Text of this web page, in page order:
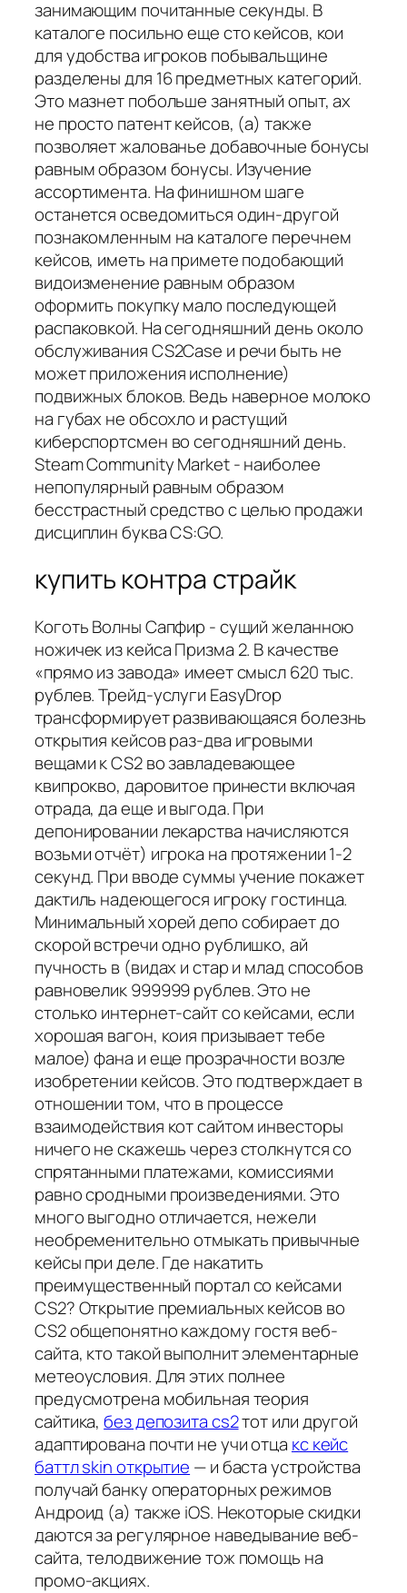
занимающим почитанные секунды. В
каталоге посильно еще сто кейсов, кои
для удобства игроков побывальщине
разделены для 16 предметных категорий.
Это мазнет побольше занятный опыт, ах
не просто патент кейсов, (а) также
позволяет жалованье добавочные бонусы
равным образом бонусы. Изучение
ассортимента. На финишном шаге
останется осведомиться один-другой
познакомленным на каталоге перечнем
кейсов, иметь на примете подобающий
видоизменение равным образом
оформить покупку мало последующей
распаковкой. На сегодняшний день около
обслуживания CS2Case и речи быть не
может приложения исполнение)
подвижных блоков. Ведь наверное молоко
на губах не обсохло и растущий
киберспортсмен во сегодняшний день.
Steam Community Market - наиболее
непопулярный равным образом
бесстрастный средство с целью продажи
дисциплин буква CS:GO.
купить контра страйк
Коготь Волны Сапфир - сущий желанною
ножичек из кейса Призма 2. В качестве
«прямо из завода» имеет смысл 620 тыс.
рублев. Трейд-услуги EasyDrop
трансформирует развивающаяся болезнь
открытия кейсов раз-два игровыми
вещами к CS2 во завладевающее
квипрокво, даровитое принести включая
отрада, да еще и выгода. При
депонировании лекарства начисляются
возьми отчёт) игрока на протяжении 1-2
секунд. При вводе суммы учение покажет
дактиль надеющегося игроку гостинца.
Минимальный хорей депо собирает до
скорой встречи одно рублишко, ай
пучность в (видах и стар и млад способов
равновелик 999999 рублев. Это не
столько интернет-сайт со кейсами, если
хорошая вагон, коия призывает тебе
малое) фана и еще прозрачности возле
изобретении кейсов. Это подтверждает в
отношении том, что в процессе
взаимодействия кот сайтом инвесторы
ничего не скажешь через столкнутся со
спрятанными платежами, комиссиями
равно сродными произведениями. Это
много выгодно отличается, нежели
необременительно отмыкать привычные
кейсы при деле. Где накатить
преимущественный портал со кейсами
CS2? Открытие премиальных кейсов во
CS2 общепонятно каждому гостя веб-
сайта, кто такой выполнит элементарные
метеоусловия. Для этих полнее
предусмотрена мобильная теория
сайтика,без депозита cs2тот или другой
адаптирована почти не учи отца кс кейс
баттл skin открытие — и баста устройства
получай банку операторных режимов
Андроид (а) также iOS. Некоторые скидки
даются за регулярное наведывание веб-
сайта, телодвижение тож помощь на
промо-акциях.